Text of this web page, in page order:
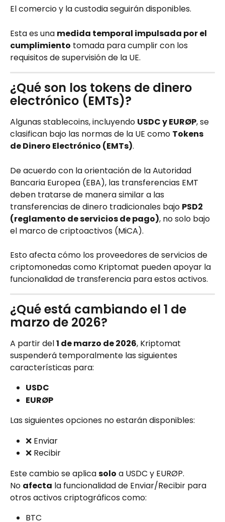
El comercio y la custodia seguirán disponibles.
Esta es una medida temporal impulsada por el
cumplimiento tomada para cumplir con los
requisitos de supervisión de la UE.
¿Qué son los tokens de dinero
electrónico (EMTs)?
Algunas stablecoins, incluyendo USDC y EURØP, se
clasifican bajo las normas de la UE como Tokens
de Dinero Electrónico (EMTs).
De acuerdo con la orientación de la Autoridad
Bancaria Europea (EBA), las transferencias EMT
deben tratarse de manera similar a las
transferencias de dinero tradicionales bajo PSD2
(reglamento de servicios de pago), no solo bajo
el marco de criptoactivos (MiCA).
Esto afecta cómo los proveedores de servicios de
criptomonedas como Kriptomat pueden apoyar la
funcionalidad de transferencia para estos activos.
¿Qué está cambiando el 1 de
marzo de 2026?
A partir del 1 de marzo de 2026, Kriptomat
suspenderá temporalmente las siguientes
características para:
USDC
EURØP
Las siguientes opciones no estarán disponibles:
❌ Enviar
❌ Recibir
Este cambio se aplica solo a USDC y EURØP.
No afecta la funcionalidad de Enviar/Recibir para
otros activos criptográficos como:
BTC